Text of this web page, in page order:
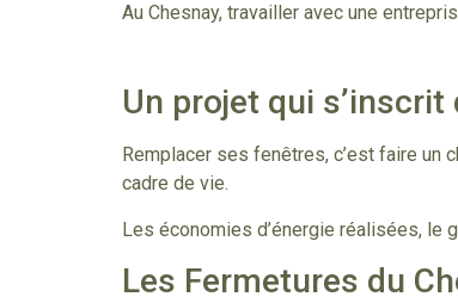
Au Chesnay, travailler avec une
Un projet qui s’inscrit
Remplacer ses fenêtres, c’est faire un
cadre de vie.
Les économies d’énergie réalisées, le
Les Fermetures du